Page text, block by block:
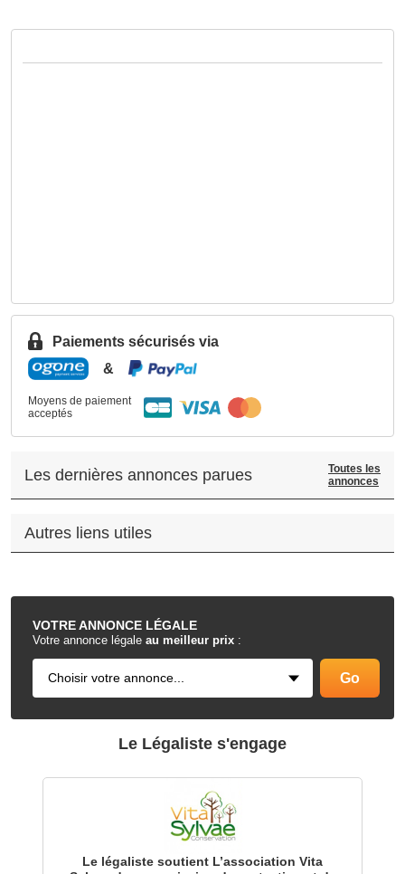
VOTREANNONCE LÉGALE
Votre annonce légale au meilleur prix :
Paiements sécurisés via
&
Moyens de paiement
acceptés
Les dernières annonces parues
Toutes les
annonces
Autres liens utiles
.
Le Légaliste s'engage
Le légaliste soutient L’association Vita